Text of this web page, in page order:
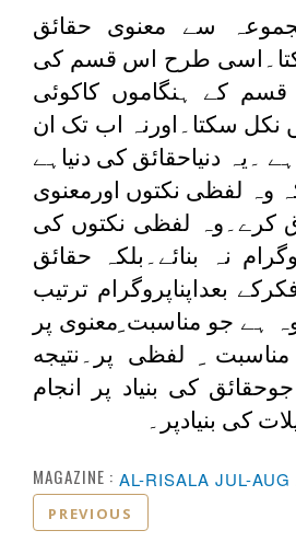
سے معنوی حقائق
طرح اس قسم کی
قسم کے ہنگاموں کاکوئی
نکل سکتا۔اورنہ اب تک ان
۔یہ دنیاحقائق کی دنیاہے
وہ لفظی نکتوں اورمعنوی
کرے۔وہ لفظی نکتوں کی
نہ بنائے۔بلکہ حقائق
بعداپناپروگرام ترتیب
ہے جو مناسبت ِمعنوی پر
لفظی پر۔نتيجه
کی بنیاد پر انجام
کی بنیادپر۔
MAGAZINE : AL-RISALA JUL-AUG
PREVIOUS